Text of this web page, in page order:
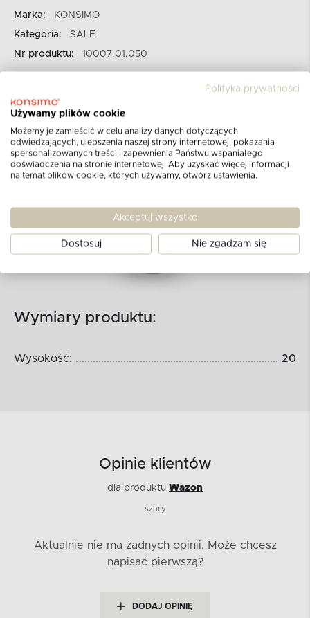
Marka:
KONSIMO
Kategoria:
SALE
Nr produktu:
10007.01.050
Wymiary produktu:
Wysokość: 20
Opinie klientów
dla produktu Wazon
szary
Aktualnie nie ma żadnych opinii. Może chcesz
napisać pierwszą?
DODAJ OPINIĘ
Polityka prywatności
Używamy plików cookie
Możemy je zamieścić w celu analizy danych dotyczących
odwiedzających, ulepszenia naszej strony internetowej, pokazania
spersonalizowanych treści i zapewnienia Państwu wspaniałego
doświadczenia na stronie internetowej. Aby uzyskać więcej informacji
na temat plików cookie, których używamy, otwórz ustawienia.
Akceptuj wszystko
Dostosuj Nie zgadzam się